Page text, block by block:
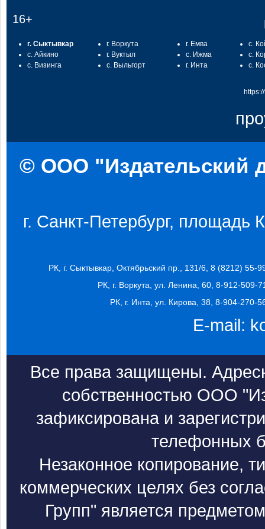
16+
г. Сыктывкар
с. Айкино
с. Визинга
г. Воркута
г. Вуктыл
с. Выльгорт
г. Емва
с. Ижма
г. Инта
с.
с.
с.
© ООО "Издательский
г. Санкт-Петербург, площадь
РК, г. Сыктывкар, Октябрьский пр., 131/6, 8 (8212) 55-
РК, г. Воркута, ул. Ленина, 60, 8-912-509-
РК, г. Инта, ул. Кирова, 38, 8-904-270-
E-mail:
Все права защищены.
собственностью ООО
зафиксирована и
телефонных
Незаконное копирование,
коммерческих целях без
Групп" является